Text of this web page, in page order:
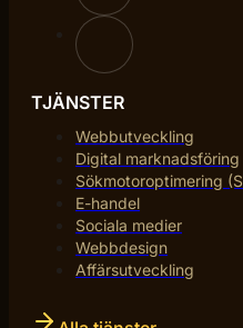
TJÄNSTER
Webbutveckling
Digital marknadsföring
Sökmotoroptimering
E-handel
Sociala medier
Webbdesign
Affärsutveckling